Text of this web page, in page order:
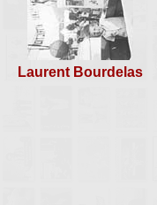
Laurent Bourdelas